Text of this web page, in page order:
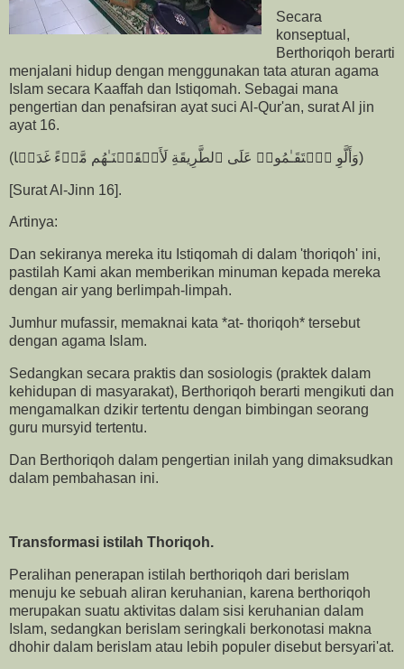
Secara
konseptual,
Berthoriqoh berarti
menjalani hidup dengan menggunakan tata aturan agama
Islam secara Kaaffah dan Istiqomah. Sebagai mana
pengertian dan penafsiran ayat suci Al-Qur'an, surat Al jin
ayat 16.
(وَأَلَّوِ ٱسۡتَقَـٰمُوا۟ عَلَى ٱلطَّرِیقَةِ لَأَسۡقَیۡنَـٰهُم مَّاۤءً غَدَقࣰا)
[Surat Al-Jinn 16].
Artinya:
Dan sekiranya mereka itu Istiqomah di dalam 'thoriqoh' ini,
pastilah Kami akan memberikan minuman kepada mereka
dengan air yang berlimpah-limpah.
Jumhur mufassir, memaknai kata *at- thoriqoh* tersebut
dengan agama Islam.
Sedangkan secara praktis dan sosiologis (praktek dalam
kehidupan di masyarakat), Berthoriqoh berarti mengikuti dan
mengamalkan dzikir tertentu dengan bimbingan seorang
guru mursyid tertentu.
Dan Berthoriqoh dalam pengertian inilah yang dimaksudkan
dalam pembahasan ini.
Transformasi istilah Thoriqoh.
Peralihan penerapan istilah berthoriqoh dari berislam
menuju ke sebuah aliran keruhanian, karena berthoriqoh
merupakan suatu aktivitas dalam sisi keruhanian dalam
Islam, sedangkan berislam seringkali berkonotasi makna
dhohir dalam berislam atau lebih populer disebut bersyari'at.